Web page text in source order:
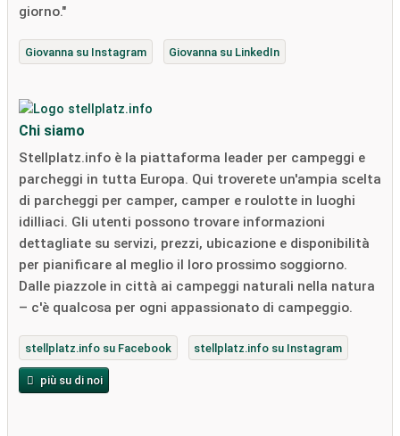
giorno."
Giovanna su Instagram Giovanna su LinkedIn
Chi siamo
Stellplatz.info è la piattaforma leader per campeggi e
parcheggi in tutta Europa. Qui troverete un'ampia scelta
di parcheggi per camper, camper e roulotte in luoghi
idilliaci. Gli utenti possono trovare informazioni
dettagliate su servizi, prezzi, ubicazione e disponibilità
per pianificare al meglio il loro prossimo soggiorno.
Dalle piazzole in città ai campeggi naturali nella natura
– c'è qualcosa per ogni appassionato di campeggio.
stellplatz.info su Facebook stellplatz.info su Instagram
più su di noi